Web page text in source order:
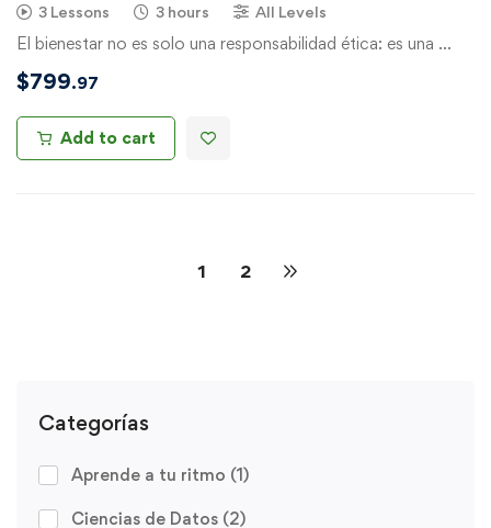
Categorías
Aprende a tu ritmo (1)
Ciencias de Datos (2)
3 Lessons 3 hours All Levels
El bienestar no es solo una responsabilidad ética: es una …
$799.97
Add to cart
1 2